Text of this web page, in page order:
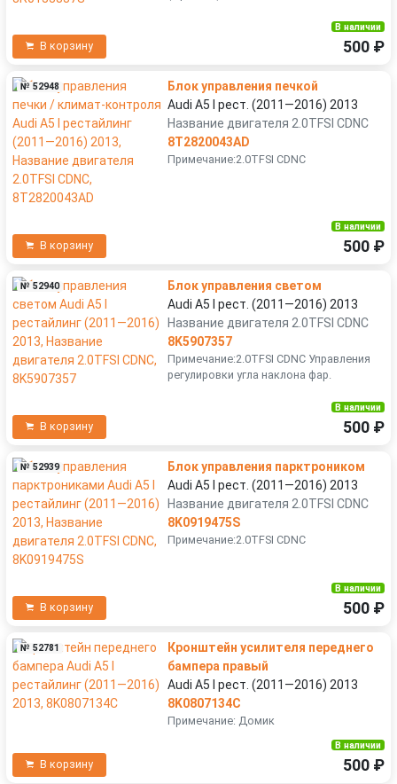
В корзину
В наличии
500 ₽
№ 52948
Блок управления печкой
Audi A5 I рест. (2011—2016) 2013
Название двигателя 2.0TFSI CDNC
8T2820043AD
Примечание:2.0TFSI CDNC
В корзину
В наличии
500 ₽
№ 52940
Блок управления светом
Audi A5 I рест. (2011—2016) 2013
Название двигателя 2.0TFSI CDNC
8K5907357
Примечание:2.0TFSI CDNC Управления
регулировки угла наклона фар.
В корзину
В наличии
500 ₽
№ 52939
Блок управления парктроником
Audi A5 I рест. (2011—2016) 2013
Название двигателя 2.0TFSI CDNC
8K0919475S
Примечание:2.0TFSI CDNC
В корзину
В наличии
500 ₽
№ 52781
Кронштейн усилителя переднего
бампера правый
Audi A5 I рест. (2011—2016) 2013
8K0807134C
Примечание: Домик
В корзину
В наличии
500 ₽